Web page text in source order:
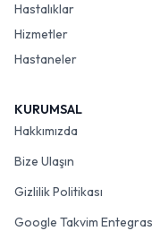
Hastalıklar
Hizmetler
Hastaneler
KURUMSAL
Hakkımızda
Bize Ulaşın
Gizlilik Politikası
Google Takvim